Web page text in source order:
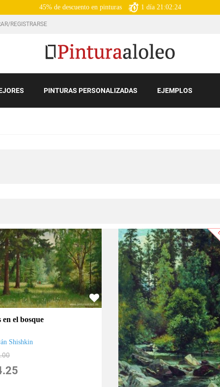
45% de descuento en pinturas 1 día 21:02:22
REGISTRARSE
PINTURAS PERSONALIZADAS EJEMPLOS
en el bosque
Shishkin